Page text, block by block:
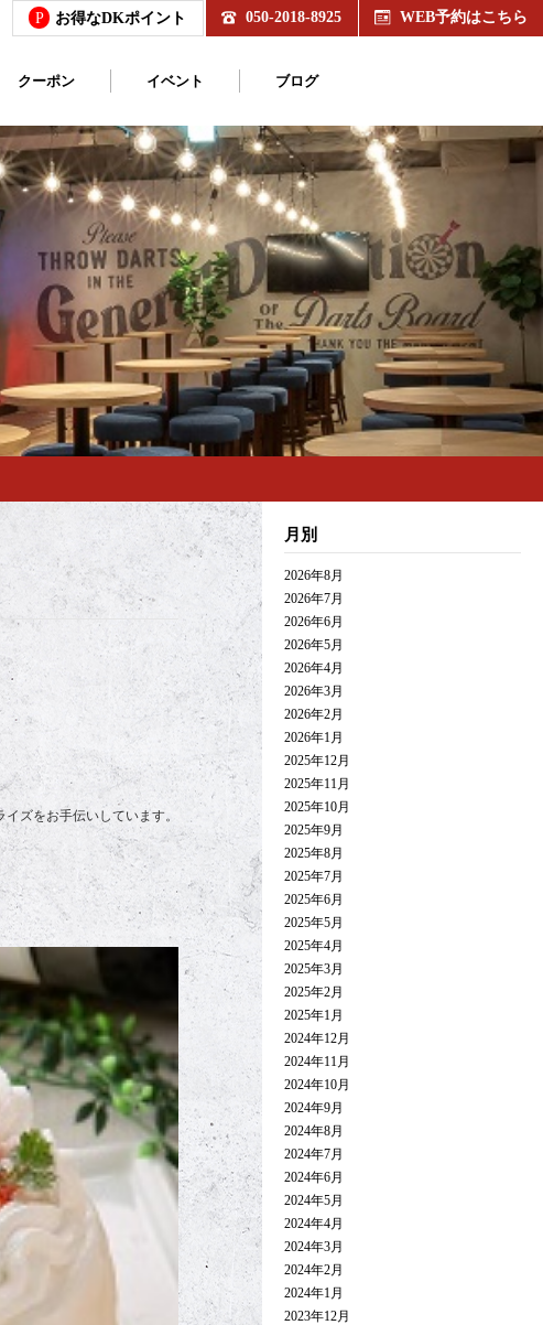
P お得なDKポイント 050-2018-8925 WEB予約はこちら
クーポン イベント ブログ
ズをお手伝いしています。
月別
2026年8月
2026年7月
2026年6月
2026年5月
2026年4月
2026年3月
2026年2月
2026年1月
2025年12月
2025年11月
2025年10月
2025年9月
2025年8月
2025年7月
2025年6月
2025年5月
2025年4月
2025年3月
2025年2月
2025年1月
2024年12月
2024年11月
2024年10月
2024年9月
2024年8月
2024年7月
2024年6月
2024年5月
2024年4月
2024年3月
2024年2月
2024年1月
2023年12月